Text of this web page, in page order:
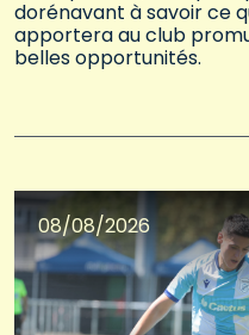
dorénavant à savoir ce
apportera au club
belles opportunités.
08/08/2026